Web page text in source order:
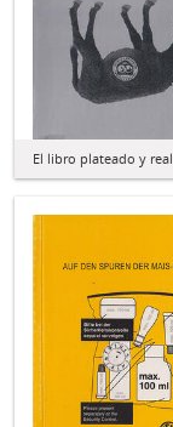
El libro plateado y real